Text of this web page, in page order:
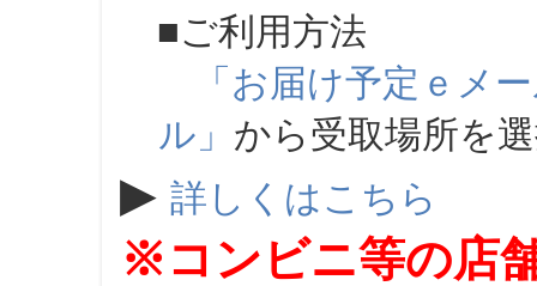
■ご利用方法
「お届け予定ｅメ
ル」 から受取場所を
▶ 詳しくはこちら
※コンビニ等の店